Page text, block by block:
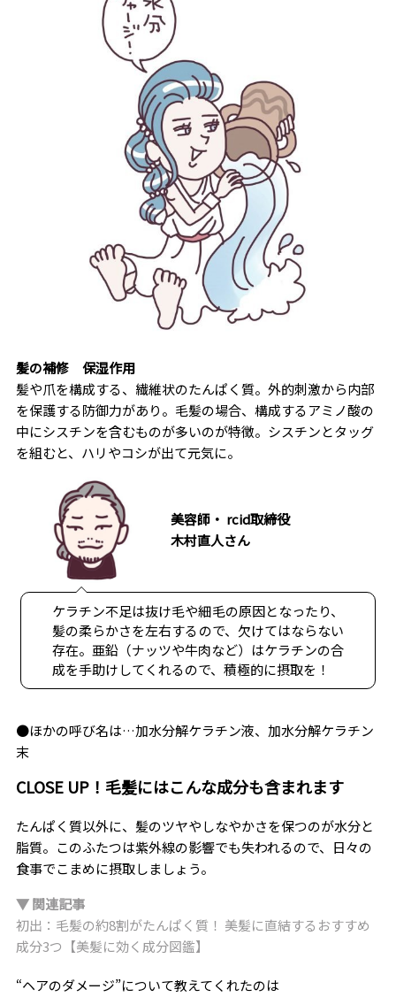
髪の補修
保湿作用
髪や爪を構成する、繊維状のたんぱく質。外的刺激から内部
を保護する防御力があり。毛髪の場合、構成するアミノ酸の
中にシスチンを含むものが多いのが特徴。シスチンとタッグ
を組むと、ハリやコシが出て元気に。
美容師・ rcid取締役
木村直人さん
ケラチン不足は抜け毛や細毛の原因となったり、
髪の柔らかさを左右するので、欠けてはならない
存在。亜鉛（ナッツや牛肉など）はケラチンの合
成を手助けしてくれるので、積極的に摂取を！
●ほかの呼び名は…加水分解ケラチン液、加水分解ケラチン
末
CLOSE UP！毛髪にはこんな成分も含まれます
たんぱく質以外に、髪のツヤやしなやかさを保つのが水分と
脂質。このふたつは紫外線の影響でも失われるので、日々の
食事でこまめに摂取しましょう。
▼ 関連記事
初出：毛髪の約8割がたんぱく質！ 美髪に直結するおすすめ
成分3つ【美髪に効く成分図鑑】
“ヘアのダメージ”について教えてくれたのは